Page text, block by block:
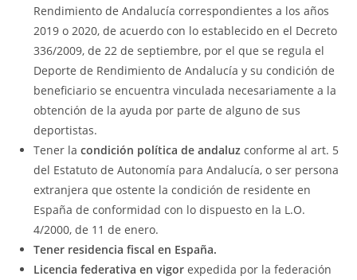
Rendimiento de Andalucía correspondientes a los años
2019 o 2020, de acuerdo con lo establecido en el Decreto
336/2009, de 22 de septiembre, por el que se regula el
Deporte de Rendimiento de Andalucía y su condición de
beneficiario se encuentra vinculada necesariamente a la
obtención de la ayuda por parte de alguno de sus
deportistas.
Tener lacondición política de andaluz conforme al art. 5
del Estatuto de Autonomía para Andalucía, o ser persona
extranjera que ostente la condición de residente en
España de conformidad con lo dispuesto en la L.O.
4/2000, de 11 de enero.
Tener residencia fiscal en España.
Licencia federativa en vigor expedida por la federación